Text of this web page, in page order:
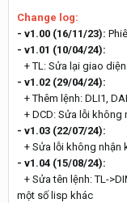
Change log:
- v1.00 (16/11/23):
- v1.01 (10/04/24):
+ TL: Sửa lại giao
- v1.02 (29/04/24):
+ Thêm lệnh: DLI1,
+ DCD: Sửa lỗi
- v1.03 (22/07/24):
+ Sửa lỗi không nhận
- v1.04 (15/08/24):
+ Sửa tên lệnh: TL-
một số lisp khác